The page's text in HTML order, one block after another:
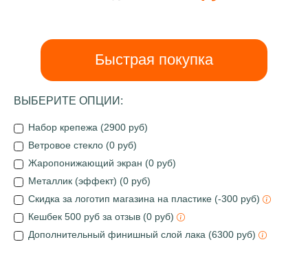
Быстрая покупка
ВЫБЕРИТЕ ОПЦИИ:
Набор крепежа (2900 руб)
Ветровое стекло (0 руб)
Жаропонижающий экран (0 руб)
Металлик (эффект) (0 руб)
Скидка за логотип магазина на пластике (-300 руб)
Кешбек 500 руб за отзыв (0 руб)
Дополнительный финишный слой лака (6300 руб)